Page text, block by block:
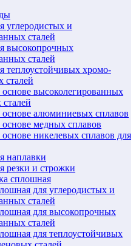
углеродистых и
сталей
высокопрочных
сталей
теплоустойчивых хромо-
сталей
высоколегированных
алюминиевых сплавов
медных сплавов
никелевых сплавов для
наплавки
резки и строжки
сплошная
для углеродистых и
сталей
для высокопрочных
сталей
для теплоустойчивых